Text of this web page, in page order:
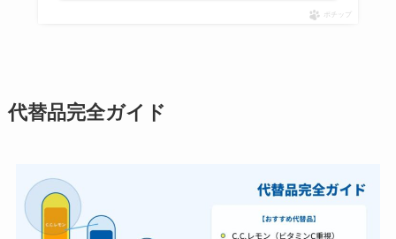
ポチップ
代替品完全ガイド